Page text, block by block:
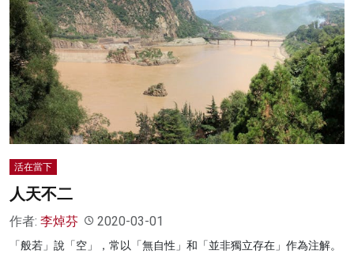
科技
影片
名家榜
灼見活動
活在當下
人天不二
作者: 李焯芬 2020-03-01
「般若」說「空」，常以「無自性」和「並非獨立存在」作為注解。